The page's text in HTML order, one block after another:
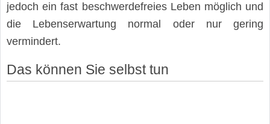
jedoch ein fast beschwerdefreies Leben möglich und
die Lebenserwartung normal oder nur gering
vermindert.
Das können Sie selbst tun